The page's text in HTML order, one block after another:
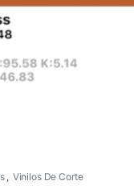
, Vinilos De Corte